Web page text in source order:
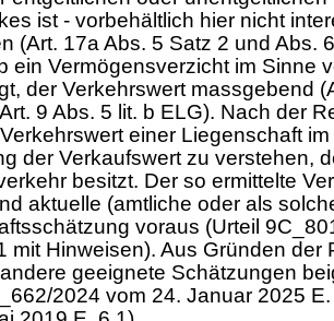
ist - vorbehältlich hier nicht
(Art. 17a Abs. 5 Satz 2 und Abs.
ein Vermögensverzicht im Sinne
der Verkehrswert massgebend (
Art. 9 Abs. 5 lit. b ELG). Nach der
einer Liegenschaft
der Verkaufswert zu verstehen,
besitzt. Der so ermittelte
aktuelle (amtliche oder als
voraus (Urteil
mit Hinweisen). Aus Gründen der
geeignete Schätzungen
2024 vom 24. Januar 2025